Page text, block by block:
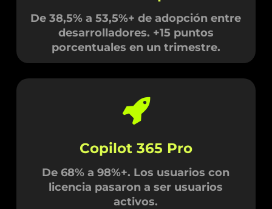
De 38,5% a 53,5%+ de adopción entre
desarrolladores. +15 puntos
porcentuales en un trimestre.
Copilot 365 Pro
De 68% a 98%+. Los usuarios con
licencia pasaron a ser usuarios
activos.